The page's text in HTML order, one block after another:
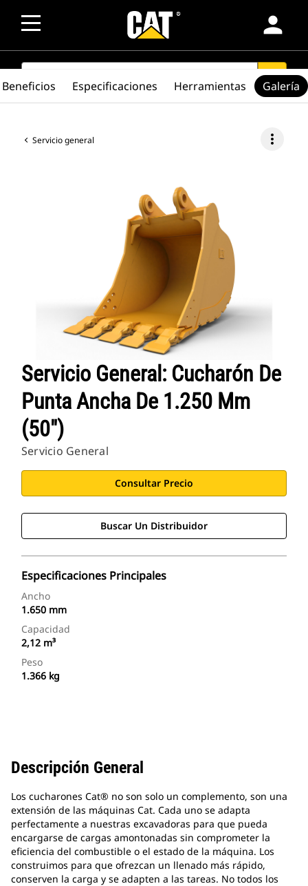
person
SEARCH search
Servicio general more_vert
Servicio General: Cucharón De
Punta Ancha De 1.250 Mm
(50")
Servicio General
Consultar Precio
Buscar Un Distribuidor
Especificaciones Principales
Ancho
1.650 mm
Capacidad
2,12 m³
Peso
1.366 kg
Beneficios Especificaciones Herramientas Galería
Descripción General
Los cucharones Cat® no son solo un complemento, son una
extensión de las máquinas Cat. Cada uno se adapta
perfectamente a nuestras excavadoras para que pueda
encargarse de cargas amontonadas sin comprometer la
eficiencia del combustible o el estado de la máquina. Los
construimos para que ofrezcan un llenado más rápido,
conserven la carga y se adapten a las tareas. No todos los